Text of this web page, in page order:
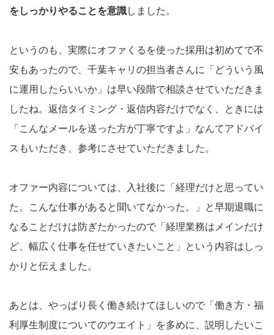
をしっかりやることを意識しました。
というのも、実際にオファくるを使った採用は初めてで不
安もあったので、千葉キャリの担当者さんに「どういう風
に運用したらいいか」は早い段階で相談させていただきま
したね。返信タイミング・返信内容だけでなく、ときには
「こんなメールを送った方が丁寧ですよ」なんてアドバイ
スもいただき、参考にさせていただきました。
オファー内容については、入社後に「経理だけと思ってい
た。こんな仕事があると聞いてなかった。」と早期退職に
なることだけは防ぎたかったので「経理業務はメインだけ
ど、幅広く仕事を任せていきたいこと」という内容はしっ
かりと伝えました。
あとは、やっぱり長く働き続けてほしいので「働き方・福
利厚生制度についてのウエイト」を多めに、説明したいこ